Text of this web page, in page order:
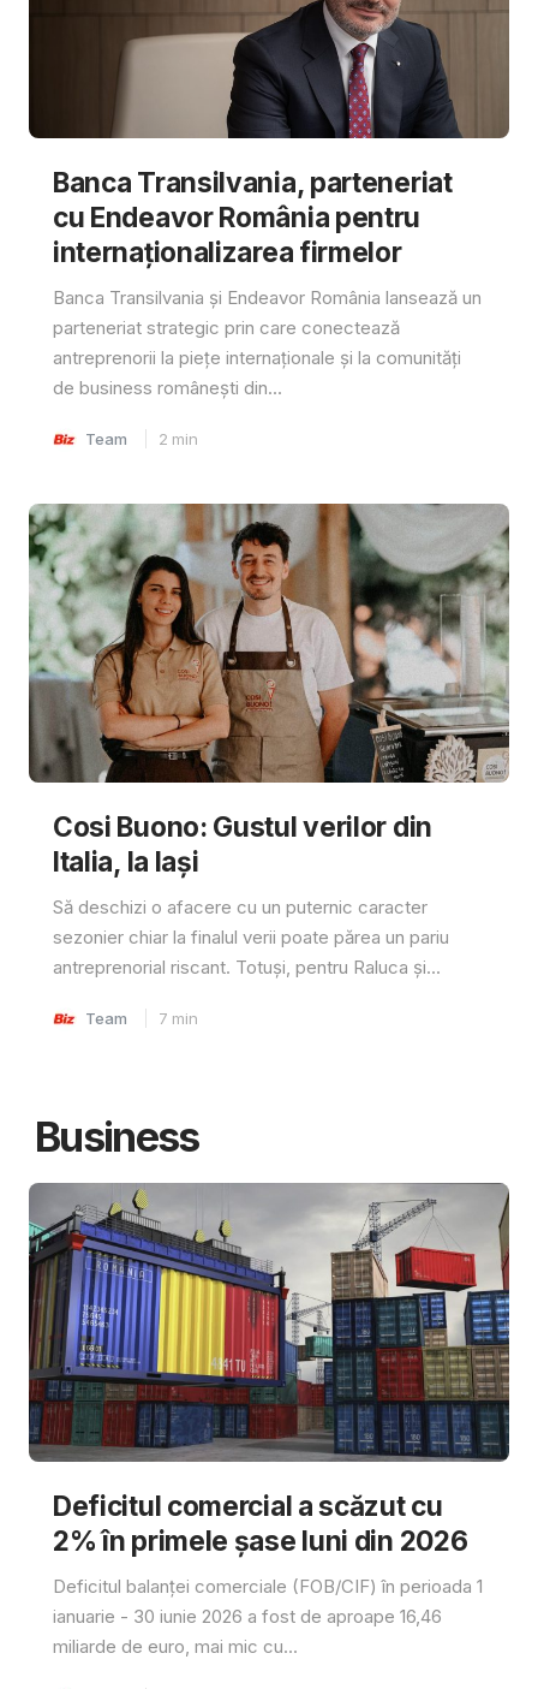
Banca Transilvania, parteneriat
cu Endeavor România pentru
internaționalizarea firmelor
Banca Transilvania și Endeavor România lansează un
parteneriat strategic prin care conectează
antreprenorii la piețe internaționale și la comunități
de business românești din...
Team 2 min
Cosi Buono: Gustul verilor din
Italia, la Iași
Să deschizi o afacere cu un puternic caracter
sezonier chiar la finalul verii poate părea un pariu
antreprenorial riscant. Totuși, pentru Raluca și...
Team 7 min
Business
Deficitul comercial a scăzut cu
2% în primele șase luni din 2026
Deficitul balanței comerciale (FOB/CIF) în perioada 1
ianuarie - 30 iunie 2026 a fost de aproape 16,46
miliarde de euro, mai mic cu...